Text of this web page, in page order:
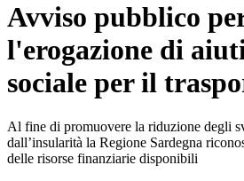
Avviso pubblico
l'erogazione di
sociale per il
Al fine di promuovere la riduzione degli
dall’insularità la Regione Sardegna
delle risorse finanziarie disponibili